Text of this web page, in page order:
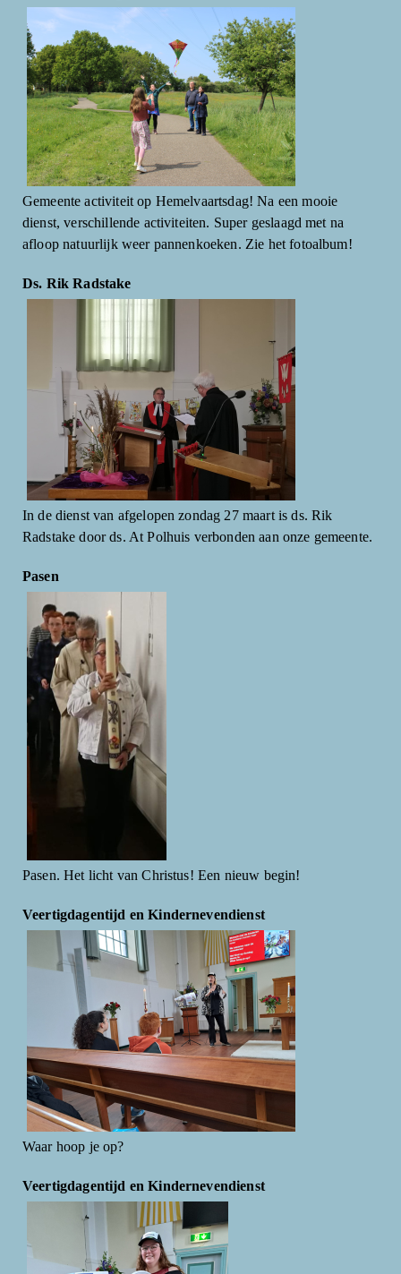
Gemeente activiteit op Hemelvaartsdag! Na een mooie
dienst, verschillende activiteiten. Super geslaagd met na
afloop natuurlijk weer pannenkoeken. Zie het fotoalbum!
Ds. Rik Radstake
In de dienst van afgelopen zondag 27 maart is ds. Rik
Radstake door ds. At Polhuis verbonden aan onze gemeente.
Pasen
Pasen. Het licht van Christus! Een nieuw begin!
Veertigdagentijd en Kindernevendienst
Waar hoop je op?
Veertigdagentijd en Kindernevendienst